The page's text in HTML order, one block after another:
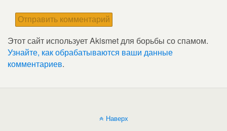
Этот сайт использует Akismet для борьбы со спамом.
Узнайте, как обрабатываются ваши данные
комментариев.
Наверх